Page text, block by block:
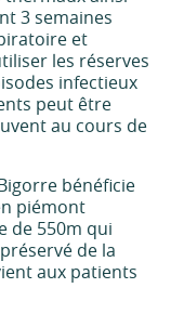
3 semaines
et
les réserves
infectieux
peut être
au cours de
bénéficie
piémont
de 550m qui
de la
aux patients